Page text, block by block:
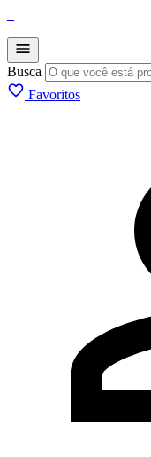
Busca
Favoritos